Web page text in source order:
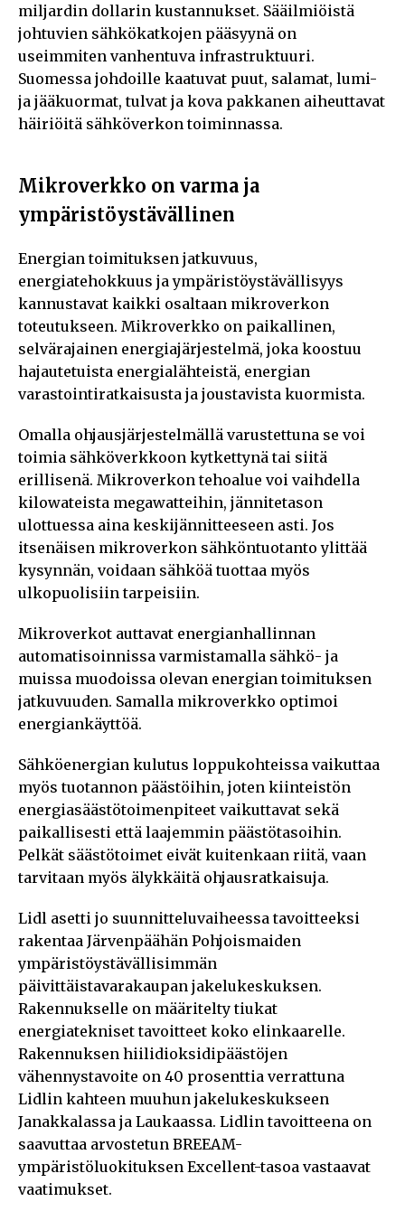
miljardin dollarin kustannukset. Sääilmiöistä
johtuvien sähkökatkojen pääsyynä on
useimmiten vanhentuva infrastruktuuri.
Suomessa johdoille kaatuvat puut, salamat, lumi-
ja jääkuormat, tulvat ja kova pakkanen aiheuttavat
häiriöitä sähköverkon toiminnassa.
Mikroverkko on varma ja
ympäristöystävällinen
Energian toimituksen jatkuvuus,
energiatehokkuus ja ympäristöystävällisyys
kannustavat kaikki osaltaan mikroverkon
toteutukseen. Mikroverkko on paikallinen,
selvärajainen energiajärjestelmä, joka koostuu
hajautetuista energialähteistä, energian
varastointiratkaisusta ja joustavista kuormista.
Omalla ohjausjärjestelmällä varustettuna se voi
toimia sähköverkkoon kytkettynä tai siitä
erillisenä. Mikroverkon tehoalue voi vaihdella
kilowateista megawatteihin, jännitetason
ulottuessa aina keskijännitteeseen asti. Jos
itsenäisen mikroverkon sähköntuotanto ylittää
kysynnän, voidaan sähköä tuottaa myös
ulkopuolisiin tarpeisiin.
Mikroverkot auttavat energianhallinnan
automatisoinnissa varmistamalla sähkö- ja
muissa muodoissa olevan energian toimituksen
jatkuvuuden. Samalla mikroverkko optimoi
energiankäyttöä.
Sähköenergian kulutus loppukohteissa vaikuttaa
myös tuotannon päästöihin, joten kiinteistön
energiasäästötoimenpiteet vaikuttavat sekä
paikallisesti että laajemmin päästötasoihin.
Pelkät säästötoimet eivät kuitenkaan riitä, vaan
tarvitaan myös älykkäitä ohjausratkaisuja.
Lidl asetti jo suunnitteluvaiheessa tavoitteeksi
rakentaa Järvenpäähän Pohjoismaiden
ympäristöystävällisimmän
päivittäistavarakaupan jakelukeskuksen.
Rakennukselle on määritelty tiukat
energiatekniset tavoitteet koko elinkaarelle.
Rakennuksen hiilidioksidipäästöjen
vähennystavoite on 40 prosenttia verrattuna
Lidlin kahteen muuhun jakelukeskukseen
Janakkalassa ja Laukaassa. Lidlin tavoitteena on
saavuttaa arvostetun BREEAM-
ympäristöluokituksen Excellent-tasoa vastaavat
vaatimukset.